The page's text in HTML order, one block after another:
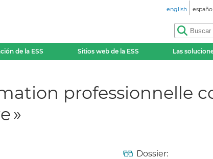
english español
de la ESS Sitios web de la ESS Las
professionnelle
»
Dossier: